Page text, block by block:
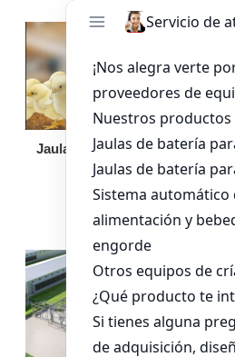
Jaula de pollo pollita